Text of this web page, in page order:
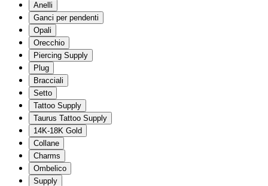
Anelli
Ganci per pendenti
Opali
Orecchio
Piercing Supply
Plug
Bracciali
Setto
Tattoo Supply
Taurus Tattoo Supply
14K-18K Gold
Collane
Charms
Ombelico
Supply